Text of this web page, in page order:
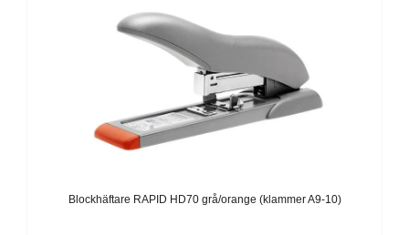
Blockhäftare RAPID HD70 grå/orange (klammer A9-10)